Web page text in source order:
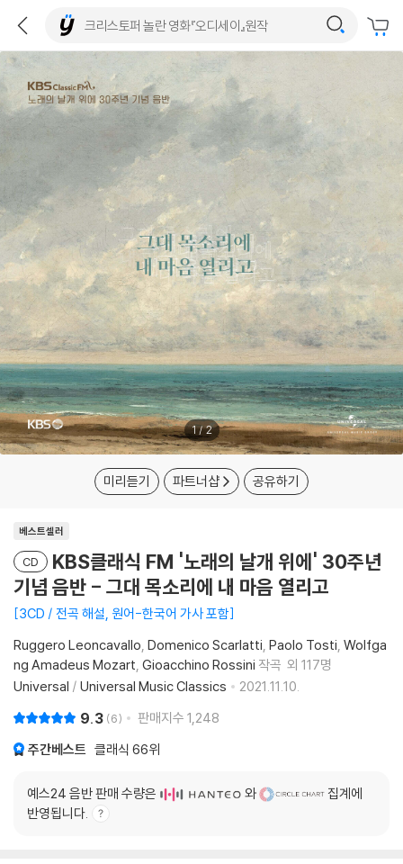
1/2
미리듣기 파트너샵 공유하기
베스트셀러
CD
KBS클래식 FM '노래의 날개 위에' 30주년
기념 음반 - 그대 목소리에 내 마음 열리고
3CD / 전곡 해설, 원어-한국어 가사 포함
Ruggero Leoncavallo Domenico Scarlatti Paolo Tosti Wolfga
ng Amadeus Mozart Gioacchino Rossini 작곡 외 117명
Universal / Universal Music Classics 2021.11.10.
9.3 6 판매지수 1,248
주간베스트 클래식 66위
예스24 음반 판매 수량은 와
집계에
반영됩니다.